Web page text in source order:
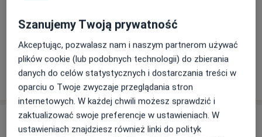
Konsultacja pulmonologiczna
Szczegóły
W jaki sposób ustalane są ceny?
Adres
Szanujemy Twoją prywatność
Akceptując, pozwalasz nam i naszym partnerom używać
plików cookie (lub podobnych technologii) do zbierania
danych do celów statystycznych i dostarczania treści w
oparciu o Twoje zwyczaje przeglądania stron
internetowych. W każdej chwili możesz sprawdzić i
zaktualizować swoje preferencje w ustawieniach. W
ustawieniach znajdziesz również linki do polityk